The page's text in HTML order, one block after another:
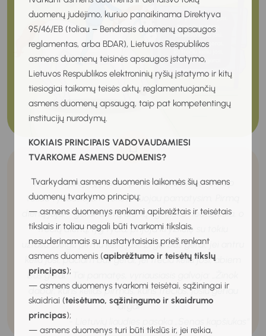
duomenų judėjimo, kuriuo panaikinama Direktyva
95/46/EB (toliau – Bendrasis duomenų apsaugos
reglamentas, arba BDAR), Lietuvos Respublikos
asmens duomenų teisinės apsaugos įstatymo,
Lietuvos Respublikos elektroninių ryšių įstatymo ir kitų
tiesiogiai taikomų teisės aktų, reglamentuojančių
asmens duomenų apsaugą, taip pat kompetentingų
institucijų nurodymų.
KOKIAIS PRINCIPAIS VADOVAUDAMIESI
TVARKOME ASMENS DUOMENIS?
Tvarkydami asmens duomenis laikomės šių asmens
duomenų tvarkymo principų:
— asmens duomenys renkami apibrėžtais ir teisėtais
tikslais ir toliau negali būti tvarkomi tikslais,
nesuderinamais su nustatytaisiais prieš renkant
asmens duomenis (apibrėžtumo ir teisėtų tikslų
principas);
— asmens duomenys tvarkomi teisėtai, sąžiningai ir
skaidriai (teisėtumo, sąžiningumo ir skaidrumo
principas);
— asmens duomenys turi būti tikslūs ir, jei reikia,
Tėvas išlydėjo jį į kelionę, laimės palinkėjo. O kaip
toliau vyriausiajam sekėsi, tuojau pamatysim. Pirmą
dieną joja – gerai, antrą dieną irgi nieko neatsitinka, o
trečią dieną, lyg tyčia, prijoja kryžkelę su tokiu
užrašu:„Jeigu pirmu keliu josi, žirgui bus gerai, jei antru
keliu josi, pačiam bus gerai, jei trečiu keliu josi, abiem
bus gerai.“
dabar, kuris kelias pirmas, kuris trečias, josiu geriau
atgal...“
- Lietuvių liaudies pasaka „Senas kapšiukas“